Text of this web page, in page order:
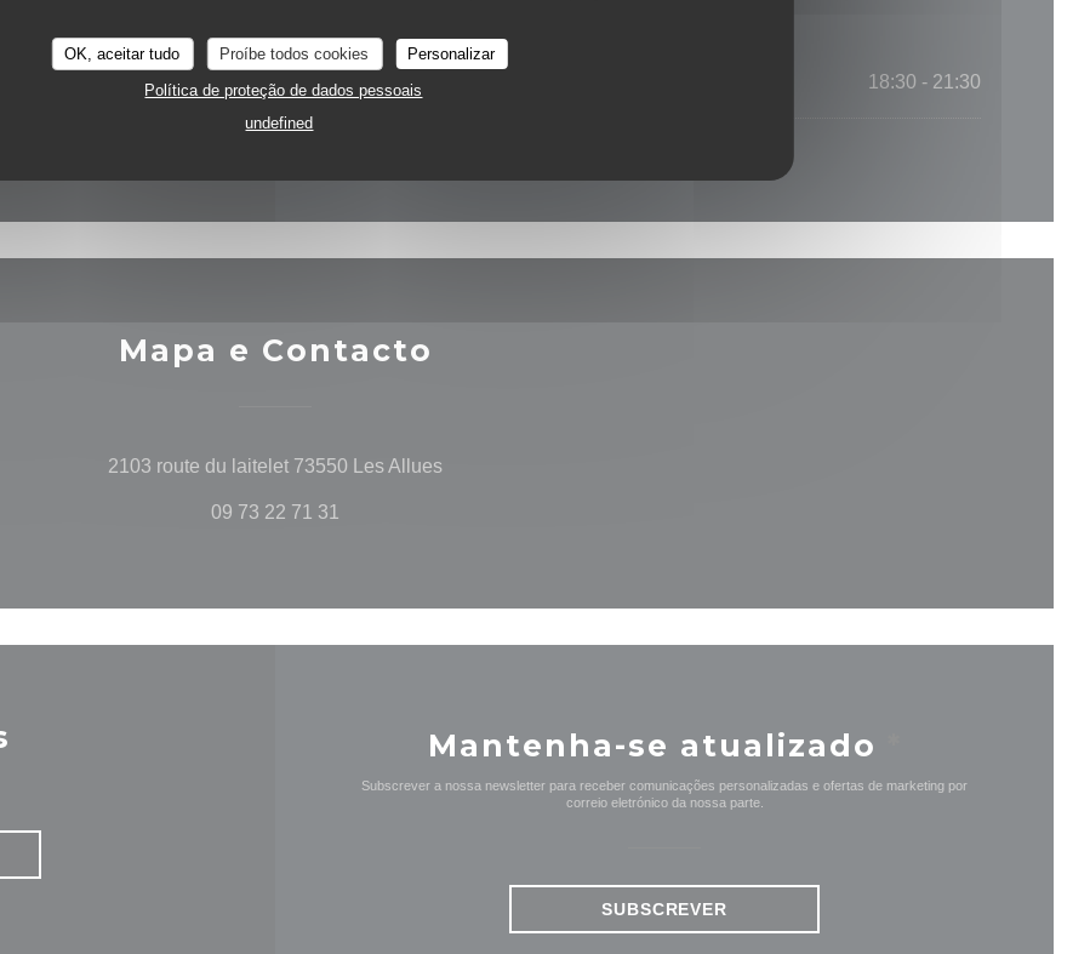
OK, aceitar tudo Proíbe todos cookies
Personalizar
Política de proteção de dados pessoais
undefined
Dinheiro,
American Express
Dom 18:30 - 21:30
Mapa e Contacto
2103 route du laitelet 73550 Les Allues((abre numa nova janela))
09 73 22 71 31
Mantenha-se atualizado
Subscrever a nossa newsletter para receber comunicações personalizadas e ofertas de marketing por
correio eletrónico da nossa parte.
SUBSCREVER